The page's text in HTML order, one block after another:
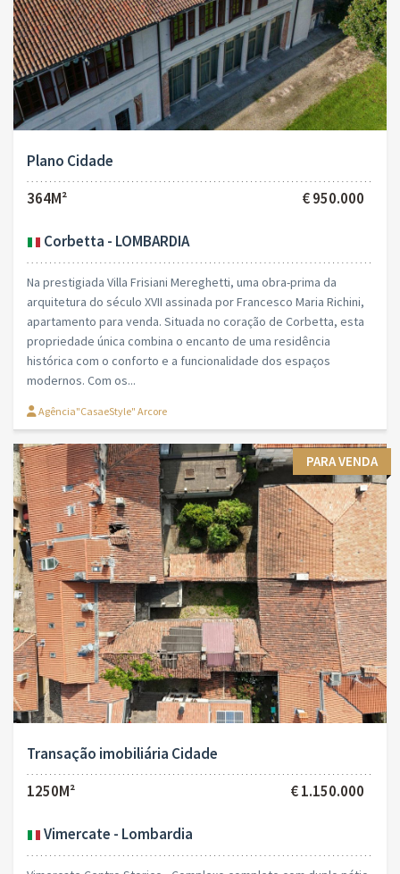
Plano Cidade
364M²
€ 950.000
Corbetta - LOMBARDIA
Na prestigiada Villa Frisiani Mereghetti, uma obra-prima da
arquitetura do século XVII assinada por Francesco Maria Richini,
apartamento para venda. Situada no coração de Corbetta, esta
propriedade única combina o encanto de uma residência
histórica com o conforto e a funcionalidade dos espaços
modernos. Com os...
Agência"CasaeStyle" Arcore
PARA VENDA
Transação imobiliária Cidade
1250M²
€ 1.150.000
Vimercate - Lombardia